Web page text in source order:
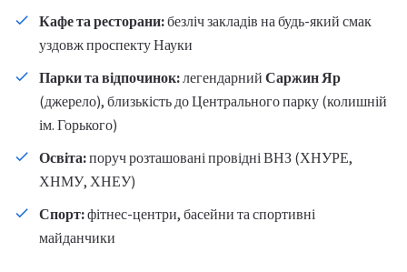
Кафе та ресторани:безліч закладів на будь-який смак
уздовж проспекту Науки
Парки та відпочинок:легендарний Саржин Яр
(джерело), близькість до Центрального парку (колишній
ім. Горького)
Освіта:поруч розташовані провідні ВНЗ (ХНУРЕ,
ХНМУ, ХНЕУ)
Спорт:фітнес-центри, басейни та спортивні
майданчики